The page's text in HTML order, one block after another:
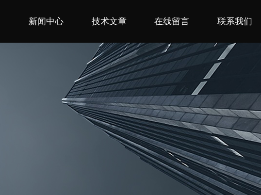
新闻中心 技术文章 在线留言 联系我们